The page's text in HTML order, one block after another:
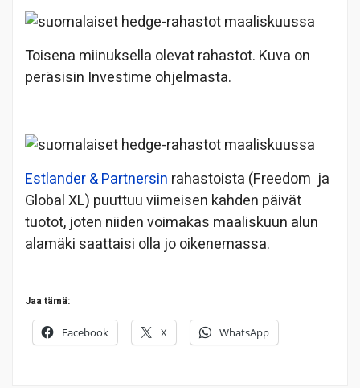
Toisena miinuksella olevat rahastot. Kuva on
peräsisin Investime ohjelmasta.
Estlander & Partnersin rahastoista (Freedom ja
Global XL) puuttuu viimeisen kahden päivät
tuotot, joten niiden voimakas maaliskuun alun
alamäki saattaisi olla jo oikenemassa.
Jaa tämä:
Facebook X WhatsApp